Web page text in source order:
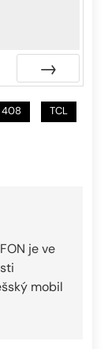
408 TCL
je ve
mobil